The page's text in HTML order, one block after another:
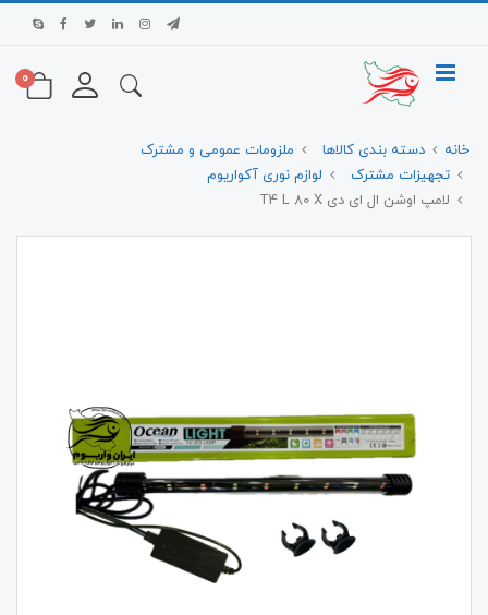
0
خانه دسته بندی کالاها
ملزومات عمومی و مشترک
تجهیزات مشترک
لوازم نوری آکواریوم
لامپ اوشن ال ای دی T4 L 80 X